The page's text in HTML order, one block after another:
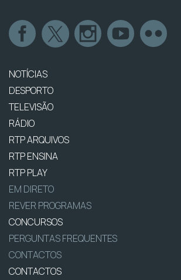
NOTÍCIAS
DESPORTO
TELEVISÃO
RÁDIO
RTP ARQUIVOS
RTP ENSINA
RTP PLAY
EM DIRETO
REVER PROGRAMAS
CONCURSOS
PERGUNTAS FREQUENTES
CONTACTOS
CONTACTOS